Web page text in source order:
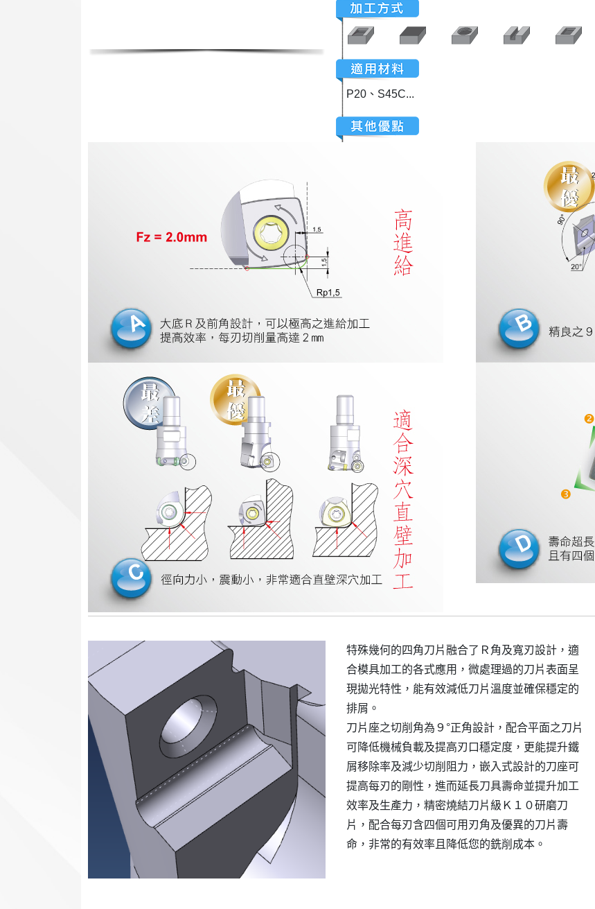
P20、S45C...
特殊幾何的四角刀片融合了Ｒ角及寬刃設計，適
合模具加工的各式應用，微處理過的刀片表面呈
現拋光特性，能有效減低刀片溫度並確保穩定的
排屑。
刀片座之切削角為９°正角設計，配合平面之刀片
可降低機械負載及提高刃口穩定度，更能提升鐵
屑移除率及減少切削阻力，嵌入式設計的刀座可
提高每刃的剛性，進而延長刀具壽命並提升加工
效率及生產力，精密燒結刀片級Ｋ１０研磨刀
片，配合每刃含四個可用刃角及優異的刀片壽
命，非常的有效率且降低您的銑削成本。